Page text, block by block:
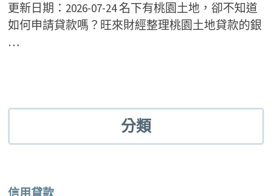
更新日期：2026-07-24 名下有桃園土地，卻不知道
如何申請貸款嗎？旺來財經整理桃園土地貸款的銀
…
分類
信用貸款